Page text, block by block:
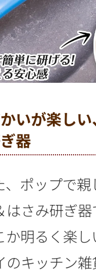
いが楽し
器
、ポップで
さみ研ぎ
か明るく楽
のキッチン